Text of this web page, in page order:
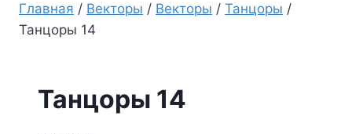
Главная / Векторы / Векторы / Танцоры /
Танцоры 14
Танцоры 14